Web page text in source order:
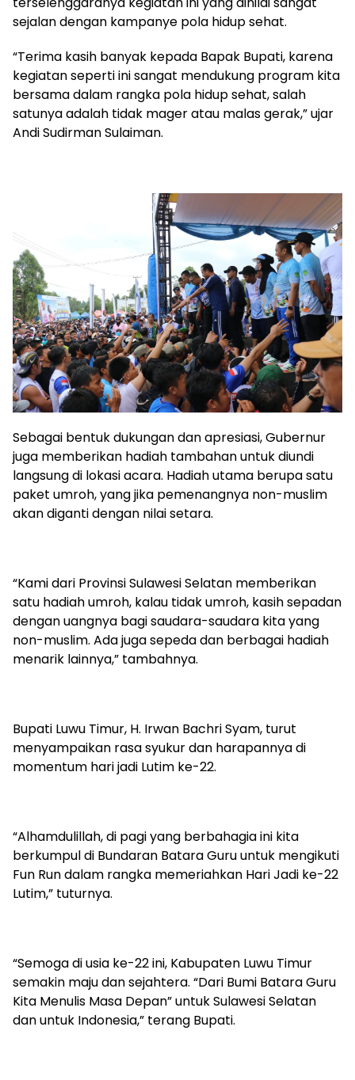
sejalan dengan kampanye pola hidup sehat.
“Terima kasih banyak kepada Bapak Bupati, karena
kegiatan seperti ini sangat mendukung program kita
bersama dalam rangka pola hidup sehat, salah
satunya adalah tidak mager atau malas gerak,” ujar
Andi Sudirman Sulaiman.
Sebagai bentuk dukungan dan apresiasi, Gubernur
juga memberikan hadiah tambahan untuk diundi
langsung di lokasi acara. Hadiah utama berupa satu
paket umroh, yang jika pemenangnya non-muslim
akan diganti dengan nilai setara.
“Kami dari Provinsi Sulawesi Selatan memberikan
satu hadiah umroh, kalau tidak umroh, kasih sepadan
dengan uangnya bagi saudara-saudara kita yang
non-muslim. Ada juga sepeda dan berbagai hadiah
menarik lainnya,” tambahnya.
Bupati Luwu Timur, H. Irwan Bachri Syam, turut
menyampaikan rasa syukur dan harapannya di
momentum hari jadi Lutim ke-22.
“Alhamdulillah, di pagi yang berbahagia ini kita
berkumpul di Bundaran Batara Guru untuk mengikuti
Fun Run dalam rangka memeriahkan Hari Jadi ke-22
Lutim,” tuturnya.
“Semoga di usia ke-22 ini, Kabupaten Luwu Timur
semakin maju dan sejahtera. “Dari Bumi Batara Guru
Kita Menulis Masa Depan” untuk Sulawesi Selatan
dan untuk Indonesia,” terang Bupati.